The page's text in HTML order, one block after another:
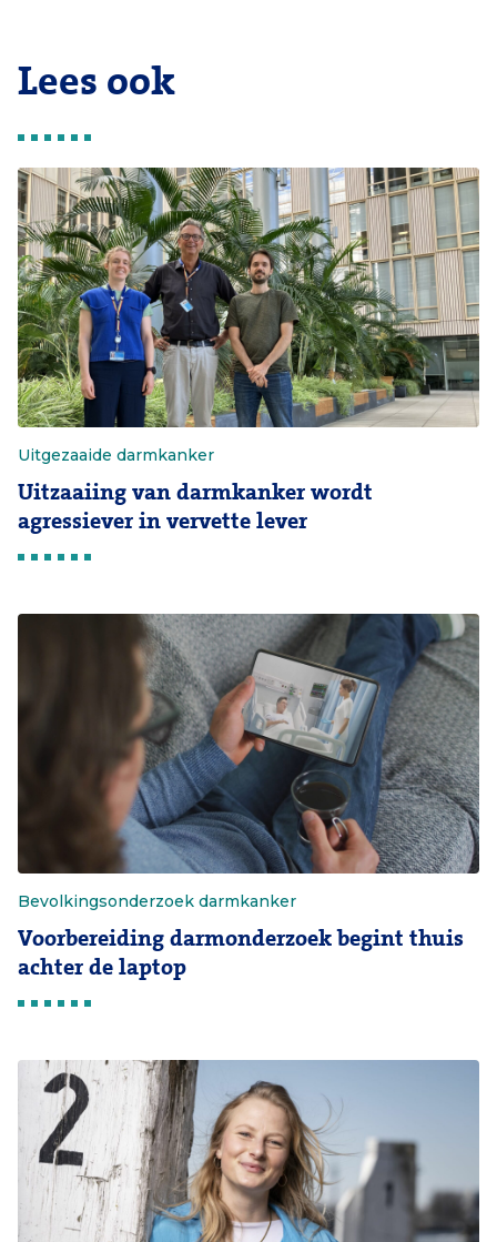
Lees ook
Uitgezaaide darmkanker
Uitzaaiing van darmkanker wordt
agressiever in vervette lever
Bevolkingsonderzoek darmkanker
Voorbereiding darmonderzoek begint thuis
achter de laptop